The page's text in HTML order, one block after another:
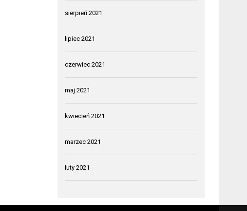
sierpień 2021
lipiec 2021
czerwiec 2021
maj 2021
kwiecień 2021
marzec 2021
luty 2021